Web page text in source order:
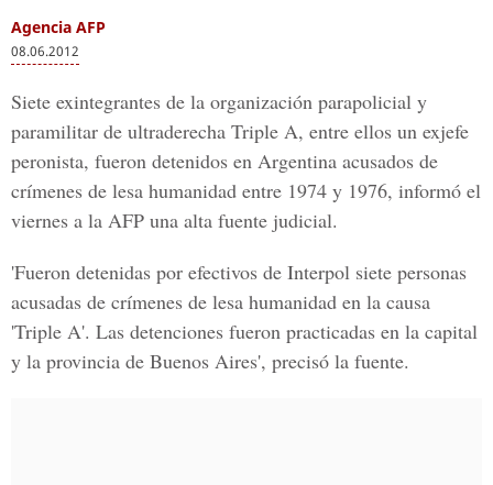
Agencia AFP
08.06.2012
Siete exintegrantes de la organización parapolicial y
paramilitar de ultraderecha Triple A, entre ellos un exjefe
peronista, fueron detenidos en Argentina acusados de
crímenes de lesa humanidad entre 1974 y 1976, informó el
viernes a la AFP una alta fuente judicial.
'Fueron detenidas por efectivos de Interpol siete personas
acusadas de crímenes de lesa humanidad en la causa
'Triple A'. Las detenciones fueron practicadas en la capital
y la provincia de Buenos Aires', precisó la fuente.